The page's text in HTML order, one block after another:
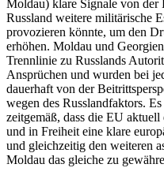
Moldau) klare Signale von der
Russland weitere militä­rische
provo­zieren könnte, um den
erhöhen. Moldau und
Trenn­linie zu Russlands
Ansprüchen und wurden bei
dauerhaft von der
wegen des Russland­faktors.
zeitgemäß, dass die EU
und in Freiheit eine klare
und gleich­zeitig den weiteren
Moldau das gleiche zu